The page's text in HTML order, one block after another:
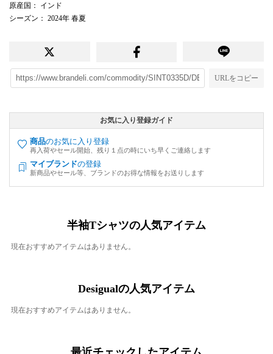
原産国 ： インド
シーズン ： 2024年 春夏
URLをコピー
お気に入り登録ガイド
商品のお気に入り登録
再入荷やセール開始、残り１点の時にいち早くご連絡します
マイブランドの登録
新商品やセール等、ブランドのお得な情報をお送りします
半袖Tシャツの人気アイテム
現在おすすめアイテムはありません。
Desigualの人気アイテム
現在おすすめアイテムはありません。